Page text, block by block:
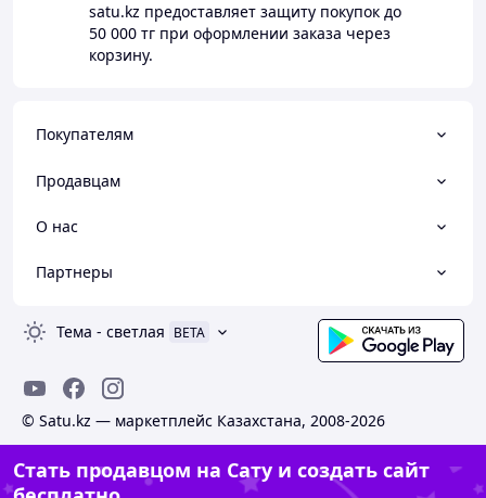
satu.kz предоставляет защиту покупок до
50 000 тг при оформлении заказа через
корзину.
Покупателям
Продавцам
О нас
Партнеры
Тема - светлая BETA
© Satu.kz — маркетплейс Казахстана, 2008-2026
Стать продавцом на Сату и создать сайт